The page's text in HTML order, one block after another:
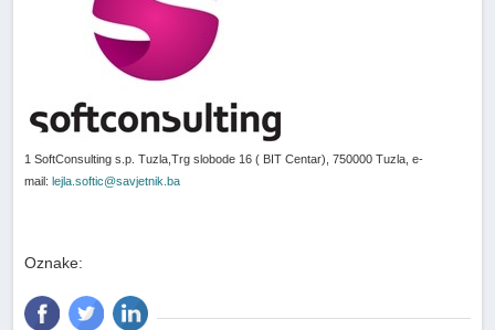
1 SoftConsulting s.p. Tuzla,Trg slobode 16 ( BIT Centar), 750000 Tuzla, e-
mail: lejla.softic@savjetnik.ba
Oznake: